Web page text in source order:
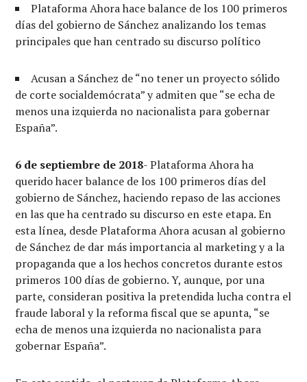
Plataforma Ahora hace balance de los 100 primeros
días del gobierno de Sánchez analizando los temas
principales que han centrado su discurso político
Acusan a Sánchez de “no tener un proyecto sólido
de corte socialdemócrata” y admiten que “se echa de
menos una izquierda no nacionalista para gobernar
España”.
6 de septiembre de 2018- Plataforma Ahora ha
querido hacer balance de los 100 primeros días del
gobierno de Sánchez, haciendo repaso de las acciones
en las que ha centrado su discurso en este etapa. En
esta línea, desde Plataforma Ahora acusan al gobierno
de Sánchez de dar más importancia al marketing y a la
propaganda que a los hechos concretos durante estos
primeros 100 días de gobierno. Y, aunque, por una
parte, consideran positiva la pretendida lucha contra el
fraude laboral y la reforma fiscal que se apunta, “se
echa de menos una izquierda no nacionalista para
gobernar España”.